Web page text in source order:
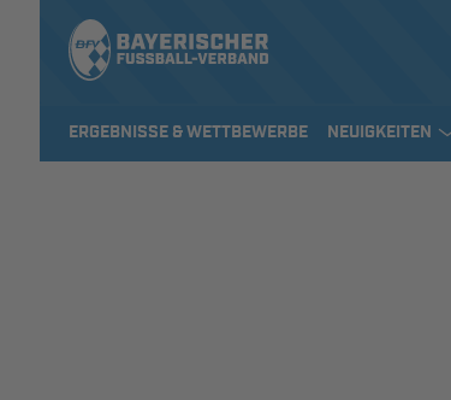
ERGEBNISSE & WETTBEWERBE NEUIGKEITEN